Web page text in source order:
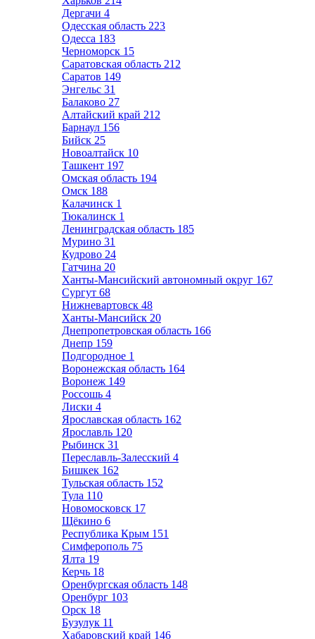
Дергачи 4
Одесская область 223
Одесса 183
Черноморск 15
Саратовская область 212
Саратов 149
Энгельс 31
Балаково 27
Алтайский край 212
Барнаул 156
Бийск 25
Новоалтайск 10
Ташкент 197
Омская область 194
Омск 188
Калачинск 1
Тюкалинск 1
Ленинградская область 185
Мурино 31
Кудрово 24
Гатчина 20
Ханты-Мансийский автономный округ 167
Сургут 68
Нижневартовск 48
Ханты-Мансийск 20
Днепропетровская область 166
Днепр 159
Подгородное 1
Воронежская область 164
Воронеж 149
Россошь 4
Лиски 4
Ярославская область 162
Ярославль 120
Рыбинск 31
Переславль-Залесский 4
Бишкек 162
Тульская область 152
Тула 110
Новомосковск 17
Щёкино 6
Республика Крым 151
Симферополь 75
Ялта 19
Керчь 18
Оренбургская область 148
Оренбург 103
Орск 18
Бузулук 11
Хабаровский край 146